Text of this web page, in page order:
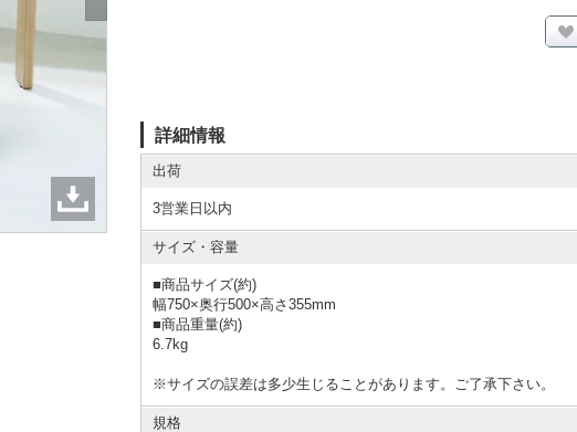
詳細情報
出荷
3営業日以内
サイズ・容量
■商品サイズ(約)
幅750×奥行500×高さ355mm
■商品重量(約)
6.7kg
※サイズの誤差は多少生じることがあります。ご了承下さい。
規格